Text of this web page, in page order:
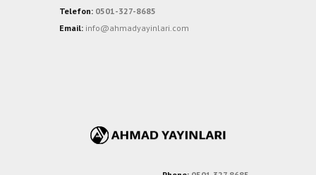
Telefon: 0501-327-8685
Email: info@ahmadyayinlari.com